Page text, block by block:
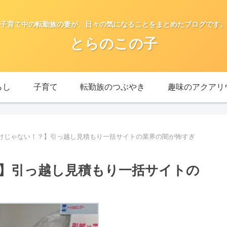
子育て中の転勤族の妻が、日々の気になることをまとめたブログです。
とらのこの子
し 子育て 転勤族のつぶやき 趣味のアクアリ
じゃない！？】引っ越し見積もり一括サイトの業界の闇が怖すぎ
引っ越し見積もり一括サイトの